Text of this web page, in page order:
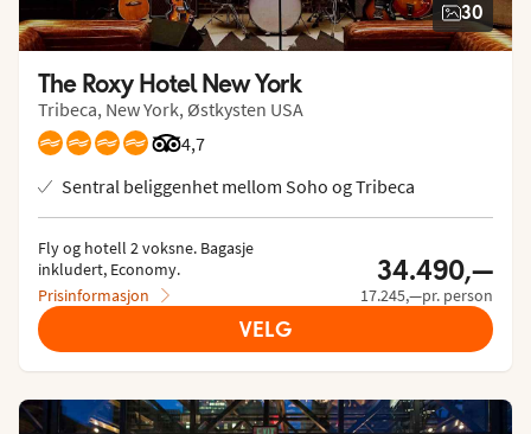
30
The Roxy Hotel New York
Tribeca, New York, Østkysten USA
4,7
Vurdering fra Tripadvisor: 4.7 of 5
Sentral beliggenhet mellom Soho og Tribeca
Fly og hotell 2 voksne. Bagasje
inkludert, Economy.
Prisinformasjon
34.490,—
17.245,—pr. person
VELG